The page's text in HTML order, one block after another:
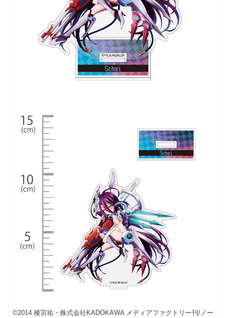
©2014 榎宮祐・株式会社KADOKAWA メディアファクトリー刊/ノー